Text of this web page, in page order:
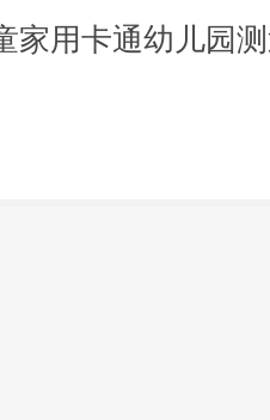
家用卡通幼儿园